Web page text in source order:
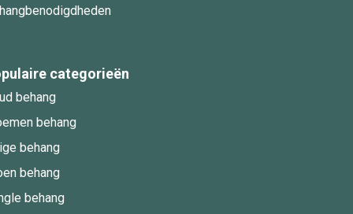
categorieën
behang
behang
behang
behang
behang